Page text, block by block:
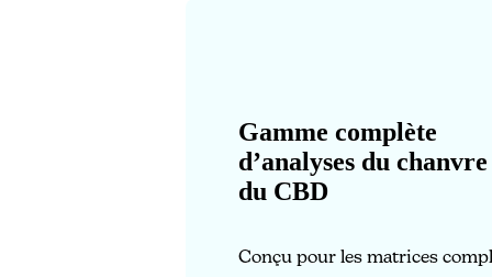
Gamme complète
d’analyses du
du CBD
Conçu pour les matrices